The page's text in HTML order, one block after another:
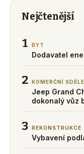
Nejčtenější
1 BYT
Dodavatel
2 KOMERČNÍ
Jeep Grand
dokonalý vůz
3 REKONSTRUKCE
Vybavení